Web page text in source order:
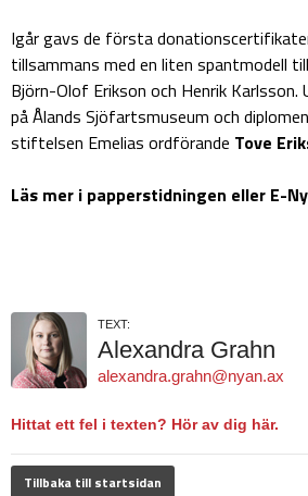
Igår gavs de första
tillsammans med en liten spantmodell
Björn-Olof Erikson och Henrik Karlsson.
på Ålands Sjöfartsmuseum och
stiftelsen Emelias ordförande Tove
Läs mer i papperstidningen eller E-
TEXT:
Alexandra Grahn
alexandra.grahn@nyan.ax
Hittat ett fel i texten? Hör av dig här.
Tillbaka till startsidan